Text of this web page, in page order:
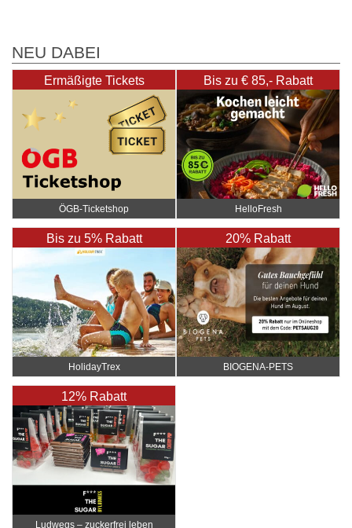
NEU DABEI
Ermäßigte Tickets
ÖGB-Ticketshop
Bis zu € 85,- Rabatt
HelloFresh
Bis zu 5% Rabatt
HolidayTrex
20% Rabatt
BIOGENA-PETS
12% Rabatt
Ludwegs – zuckerfrei leben